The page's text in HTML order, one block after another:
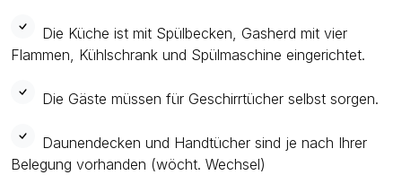
Die Küche ist mit Spülbecken, Gasherd mit vier
Flammen, Kühlschrank und Spülmaschine eingerichtet.
Die Gäste müssen für Geschirrtücher selbst sorgen.
Daunendecken und Handtücher sind je nach Ihrer
Belegung vorhanden (wöcht. Wechsel)